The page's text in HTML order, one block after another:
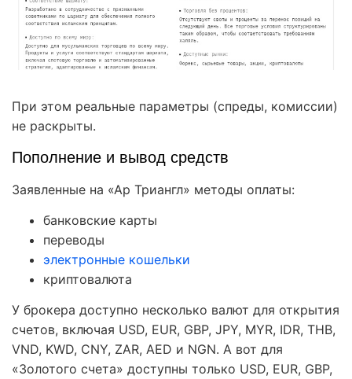
При этом реальные параметры (спреды, комиссии)
не раскрыты.
Пополнение и вывод средств
Заявленные на «Ар Триангл» методы оплаты:
банковские карты
переводы
электронные кошельки
криптовалюта
У брокера доступно несколько валют для открытия
счетов, включая USD, EUR, GBP, JPY, MYR, IDR, THB,
VND, KWD, CNY, ZAR, AED и NGN. А вот для
«Золотого счета» доступны только USD, EUR, GBP,